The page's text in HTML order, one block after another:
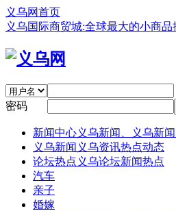
义乌网首页
义乌国际商贸城:全球最大的小商品
密码
新闻中心义乌新闻、义乌新闻
义乌新闻 义乌资讯热点动态
论坛热点 义乌论坛新闻热点
汽车
亲子
婚嫁